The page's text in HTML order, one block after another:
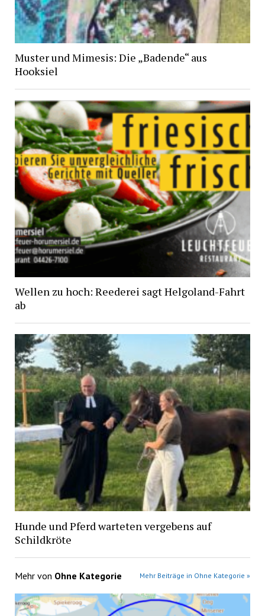
Muster und Mimesis: Die „Badende“ aus
Hooksiel
Wellen zu hoch: Reederei sagt Helgoland-Fahrt
ab
Hunde und Pferd warteten vergebens auf
Schildkröte
Mehr von Ohne Kategorie Mehr Beiträge in Ohne Kategorie »